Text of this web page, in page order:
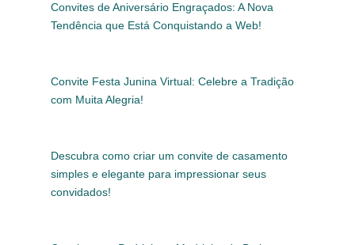
Convites de Aniversário Engraçados: A Nova
Tendência que Está Conquistando a Web!
Convite Festa Junina Virtual: Celebre a Tradição
com Muita Alegria!
Descubra como criar um convite de casamento
simples e elegante para impressionar seus
convidados!